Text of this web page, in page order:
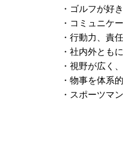
・ゴルフが好
・コミュニケ
・行動力、責
・社内外とも
・視野が広く
・物事を体系
・スポーツマ